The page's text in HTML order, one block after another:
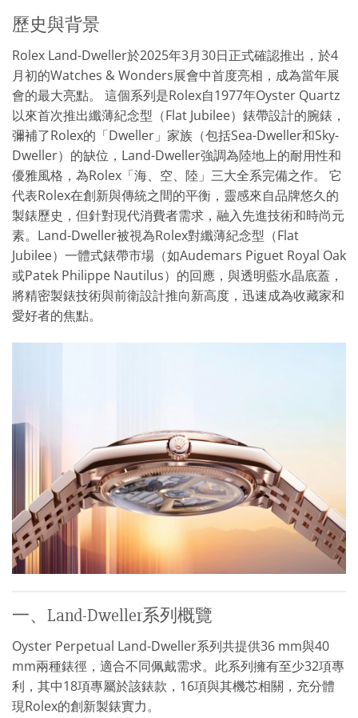
歷史與背景
Rolex Land-Dweller於2025年3月30日正式確認推出，於4
月初的Watches & Wonders展會中首度亮相，成為當年展
會的最大亮點。 這個系列是Rolex自1977年Oyster Quartz
以來首次推出纖薄紀念型（Flat Jubilee）錶帶設計的腕錶，
彌補了Rolex的「Dweller」家族（包括Sea-Dweller和Sky-
Dweller）的缺位，Land-Dweller強調為陸地上的耐用性和
優雅風格，為Rolex「海、空、陸」三大全系完備之作。 它
代表Rolex在創新與傳統之間的平衡，靈感來自品牌悠久的
製錶歷史，但針對現代消費者需求，融入先進技術和時尚元
素。Land-Dweller被視為Rolex對纖薄紀念型（Flat
Jubilee）一體式錶帶市場（如Audemars Piguet Royal Oak
或Patek Philippe Nautilus）的回應，與透明藍水晶底蓋，
將精密製錶技術與前衛設計推向新高度，迅速成為收藏家和
愛好者的焦點。
一、Land-Dweller系列概覽
Oyster Perpetual Land-Dweller系列共提供36 mm與40
mm兩種錶徑，適合不同佩戴需求。此系列擁有至少32項專
利，其中18項專屬於該錶款，16項與其機芯相關，充分體
現Rolex的創新製錶實力。